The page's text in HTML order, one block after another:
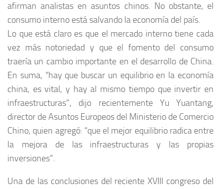
afirman analistas en asuntos chinos. No obstante, el
consumo interno está salvando la economía del país.
Lo que está claro es que el mercado interno tiene cada
vez más notoriedad y que el fomento del consumo
traería un cambio importante en el desarrollo de China.
En suma, “hay que buscar un equilibrio en la economía
china, es vital, y hay al mismo tiempo que invertir en
infraestructuras”, dijo recientemente Yu Yuantang,
director de Asuntos Europeos del Ministerio de Comercio
Chino, quien agregó: “que el mejor equilibrio radica entre
la mejora de las infraestructuras y las propias
inversiones”.
Una de las conclusiones del reciente XVIII congreso del